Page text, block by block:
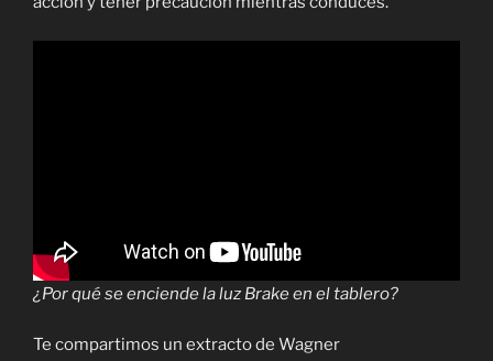
¿Por qué se enciende la luz Brake en el tablero?
Te compartimos un extracto de Wagner